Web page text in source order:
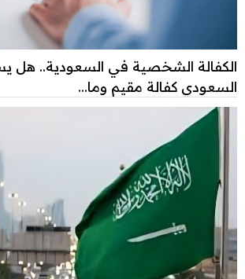
الكفالة الشخصية في السعودية.. هل
السعودي كفالة مقيم وما...